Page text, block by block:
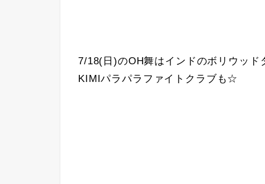
7/18(日)のOH舞はインドのボリウッド
KIMIパラパラファイトクラブも☆